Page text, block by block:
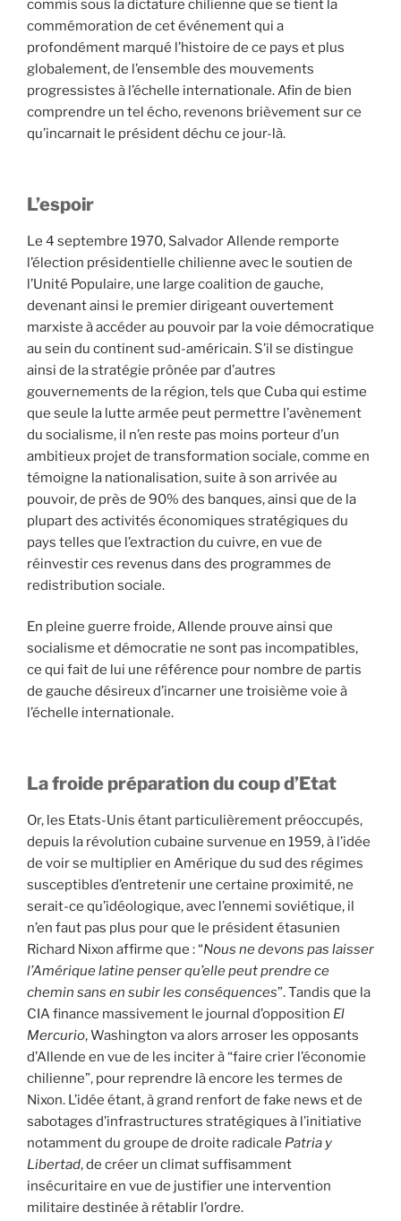
commis sous la dictature chilienne que se tient la
commémoration de cet événement qui a
profondément marqué l’histoire de ce pays et plus
globalement, de l’ensemble des mouvements
progressistes à l’échelle internationale. Afin de bien
comprendre un tel écho, revenons brièvement sur ce
qu’incarnait le président déchu ce jour-là.
L’espoir
Le 4 septembre 1970, Salvador Allende remporte
l’élection présidentielle chilienne avec le soutien de
l’Unité Populaire, une large coalition de gauche,
devenant ainsi le premier dirigeant ouvertement
marxiste à accéder au pouvoir par la voie démocratique
au sein du continent sud-américain. S’il se distingue
ainsi de la stratégie prônée par d’autres
gouvernements de la région, tels que Cuba qui estime
que seule la lutte armée peut permettre l’avènement
du socialisme, il n’en reste pas moins porteur d’un
ambitieux projet de transformation sociale, comme en
témoigne la nationalisation, suite à son arrivée au
pouvoir, de près de 90% des banques, ainsi que de la
plupart des activités économiques stratégiques du
pays telles que l’extraction du cuivre, en vue de
réinvestir ces revenus dans des programmes de
redistribution sociale.
En pleine guerre froide, Allende prouve ainsi que
socialisme et démocratie ne sont pas incompatibles,
ce qui fait de lui une référence pour nombre de partis
de gauche désireux d’incarner une troisième voie à
l’échelle internationale.
La froide préparation du coup d’Etat
Or, les Etats-Unis étant particulièrement préoccupés,
depuis la révolution cubaine survenue en 1959, à l’idée
de voir se multiplier en Amérique du sud des régimes
susceptibles d’entretenir une certaine proximité, ne
serait-ce qu’idéologique, avec l’ennemi soviétique, il
n’en faut pas plus pour que le président étasunien
Richard Nixon affirme que : “Nous ne devons pas laisser
l’Amérique latine penser qu’elle peut prendre ce
chemin sans en subir les conséquences”. Tandis que la
CIA finance massivement le journal d’opposition El
Mercurio, Washington va alors arroser les opposants
d’Allende en vue de les inciter à “faire crier l’économie
chilienne”, pour reprendre là encore les termes de
Nixon. L’idée étant, à grand renfort de fake news et de
sabotages d’infrastructures stratégiques à l’initiative
notamment du groupe de droite radicale Patria y
Libertad, de créer un climat suffisamment
insécuritaire en vue de justifier une intervention
militaire destinée à rétablir l’ordre.